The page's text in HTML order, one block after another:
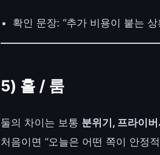
확인 문장: “추가 비용이 붙는
5) 홀 / 룸
둘의 차이는 보통 분위기, 프라이버
처음이면 “오늘은 어떤 쪽이 안정